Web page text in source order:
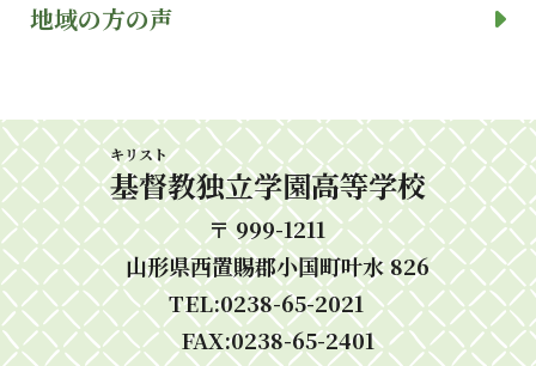
地域の方の声
基督
キリスト
教独立学園高等学校
〒 999-1211
山形県西置賜郡小国町叶水 826
TEL:0238-65-2021
FAX:0238-65-2401